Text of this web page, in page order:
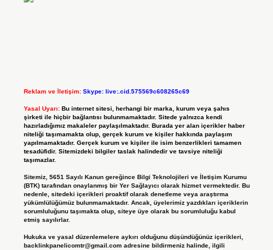
Reklam ve İletişim: Skype: live:.cid.575569c608265c69
Yasal Uyarı: Bu internet sitesi, herhangi bir marka, kurum veya şahıs
şirketi ile hiçbir bağlantısı bulunmamaktadır. Sitede yalnızca kendi
hazırladığımız makaleler paylaşılmaktadır. Burada yer alan içerikler haber
niteliği taşımamakta olup, gerçek kurum ve kişiler hakkında paylaşım
yapılmamaktadır. Gerçek kurum ve kişiler ile isim benzerlikleri tamamen
tesadüfidir. Sitemizdeki bilgiler taslak halindedir ve tavsiye niteliği
taşımazlar.
Sitemiz, 5651 Sayılı Kanun gereğince Bilgi Teknolojileri ve İletişim Kurumu
(BTK) tarafından onaylanmış bir Yer Sağlayıcı olarak hizmet vermektedir. Bu
nedenle, sitedeki içerikleri proaktif olarak denetleme veya araştırma
yükümlülüğümüz bulunmamaktadır. Ancak, üyelerimiz yazdıkları içeriklerin
sorumluluğunu taşımakta olup, siteye üye olarak bu sorumluluğu kabul
etmiş sayılırlar.
Hukuka ve yasal düzenlemelere aykırı olduğunu düşündüğünüz içerikleri,
backlinkpanelicomtr@gmail.comadresine bildirmeniz halinde, ilgili